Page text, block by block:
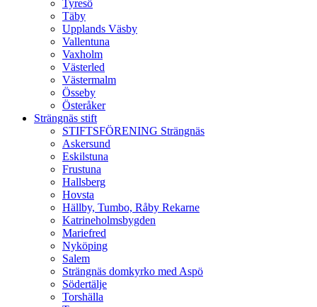
Tyresö
Täby
Upplands Väsby
Vallentuna
Vaxholm
Västerled
Västermalm
Össeby
Österåker
Strängnäs stift
STIFTSFÖRENING Strängnäs
Askersund
Eskilstuna
Frustuna
Hallsberg
Hovsta
Hällby, Tumbo, Råby Rekarne
Katrineholmsbygden
Mariefred
Nyköping
Salem
Strängnäs domkyrko med Aspö
Södertälje
Torshälla